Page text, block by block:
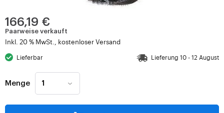
166,19 €
Paarweise verkauft
Inkl. 20 % MwSt., kostenloser Versand
Lieferbar Lieferung 10 - 12 August
Menge